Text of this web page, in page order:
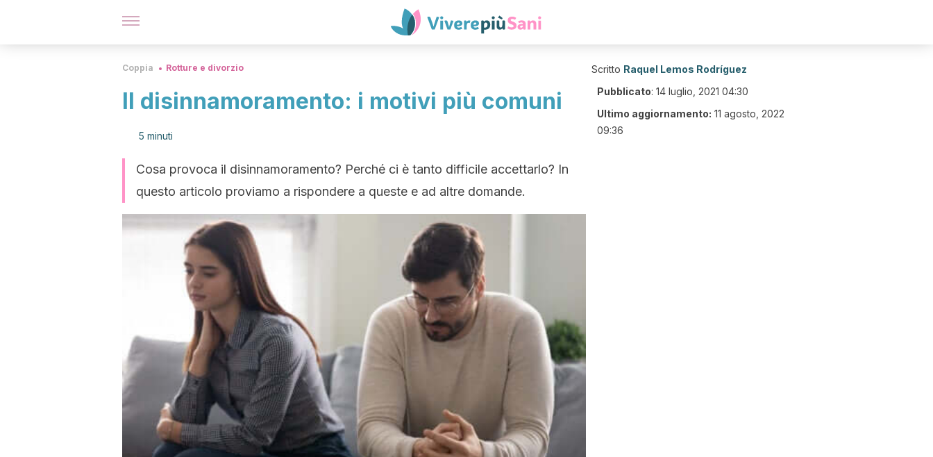
Coppia Rotture e divorzio
Il disinnamoramento: i motivi più comuni
5 minuti
Cosa provoca il disinnamoramento? Perché ci è tanto difficile accettarlo? In
questo articolo proviamo a rispondere a queste e ad altre domande.
Scritto Raquel Lemos Rodríguez
Pubblicato: 14 luglio, 2021 04:30
Ultimo aggiornamento: 11 agosto, 2022
09:36